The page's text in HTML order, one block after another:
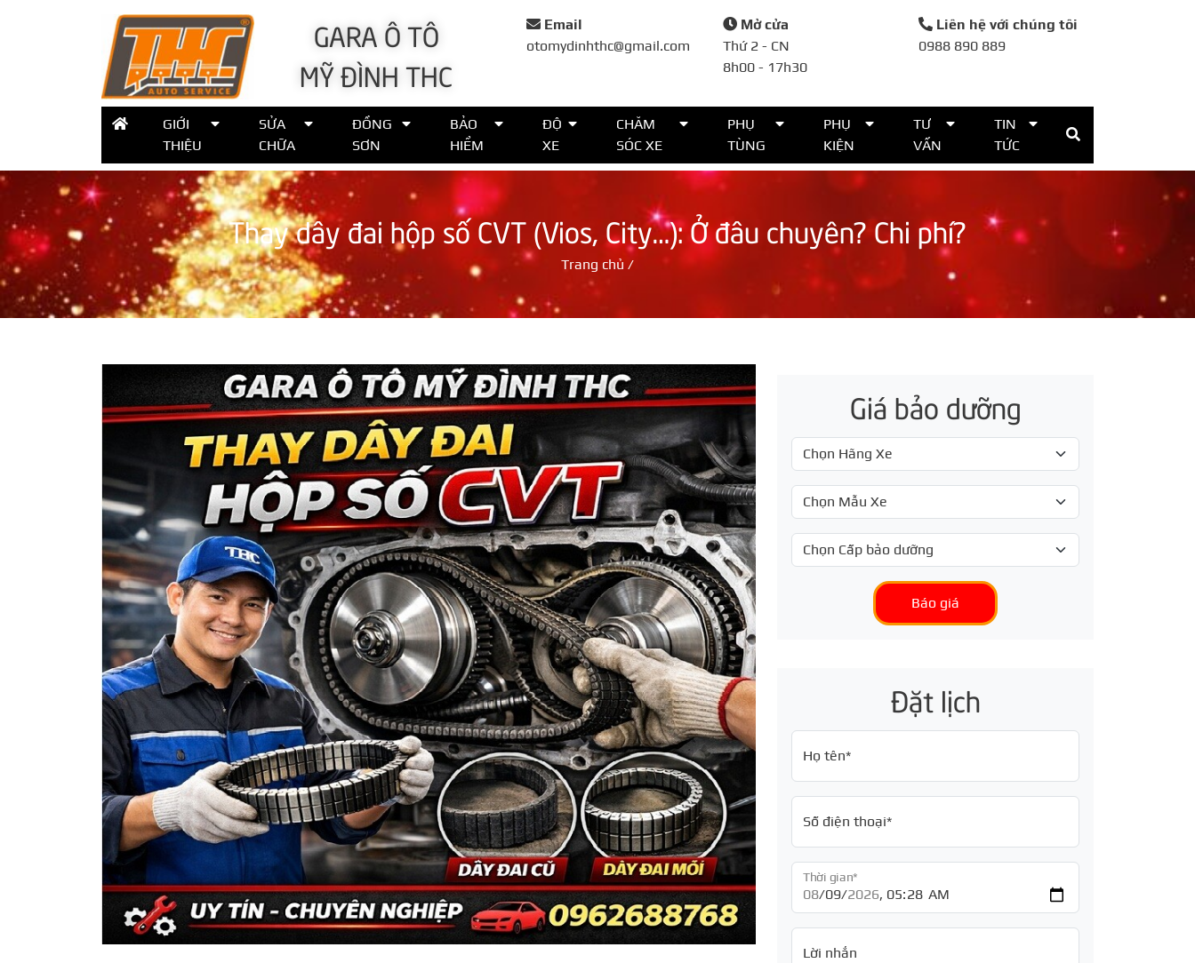
GARA Ô TÔ
MỸ ĐÌNH THC
Email
otomydinhthc@gmail.com
Mở cửa
Thứ 2 - CN
8h00 - 17h30
Liên hệ với chúng tôi
0988 890 889
GIỚI
THIỆU
SỬA
CHỮA
ĐỒNG
SƠN
BẢO
HIỂM
ĐỘ
XE
CHĂM
SÓC XE
PHỤ
TÙNG
PHỤ
KIỆN
TƯ
VẤN
TIN
TỨC
Đặt lịch
Họ tên*
Thời gian*
Lời nhắn
Gửi thông tin
Thay dây đai hộp số CVT (Vios, City…): Ở đâu chuyên? Chi phí?
Trang chủ /
Giá bảo dưỡng
Báo giá
Đặt lịch
Họ tên*
Số điện thoại*
Thời gian*
Lời nhắn